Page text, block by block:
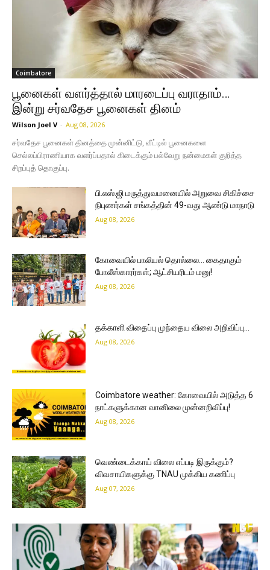
Coimbatore
பூனைகள் வளர்த்தால் மாரடைப்பு வராதாம்…
இன்று சர்வதேச பூனைகள் தினம்
Wilson Joel V - Aug 08, 2026
சர்வதேச பூனைகள் தினத்தை முன்னிட்டு, வீட்டில் பூனைகளை
செல்லப்பிராணியாக வளர்ப்பதால் கிடைக்கும் பல்வேறு நன்மைகள் குறித்த
சிறப்புத் தொகுப்பு.
பி.எஸ்.ஜி மருத்துவமனையில் அறுவை சிகிச்சை
நிபுணர்கள் சங்கத்தின் 49-வது ஆண்டு மாநாடு
Aug 08, 2026
கோவையில் பாலியல் தொல்லை… கைதாகும்
போலீஸ்காரர்கள்; ஆட்சியரிடம் மனு!
Aug 08, 2026
தக்காளி விதைப்பு முந்தைய விலை அறிவிப்பு…
Aug 08, 2026
Coimbatore weather: கோவையில் அடுத்த 6
நாட்களுக்கான வானிலை முன்னறிவிப்பு!
Aug 08, 2026
வெண்டைக்காய் விலை எப்படி இருக்கும்?
விவசாயிகளுக்கு TNAU முக்கிய கணிப்பு
Aug 07, 2026